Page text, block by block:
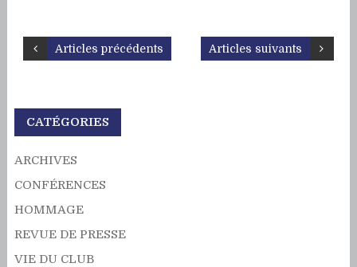
Articles suivants
Articles précédents
CATÉGORIES
ARCHIVES
CONFÉRENCES
HOMMAGE
REVUE DE PRESSE
VIE DU CLUB